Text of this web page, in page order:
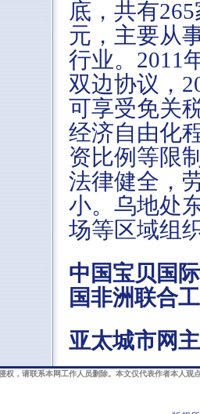
底，共有
元，主要从
行业。2011
双边协议，
可享受免关
经济自由化
资比例等限
法律健全，
小。乌地处
场等区域组
中国宝贝国
国非洲联合
亚太城市网
权，请联系本网工作人员删除。本文仅代表作者本人